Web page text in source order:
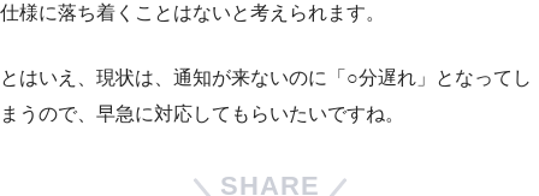
仕様に落ち着くことはないと考えられます。
とはいえ、現状は、通知が来ないのに「○分遅れ」となってし
まうので、早急に対応してもらいたいですね。
SHARE